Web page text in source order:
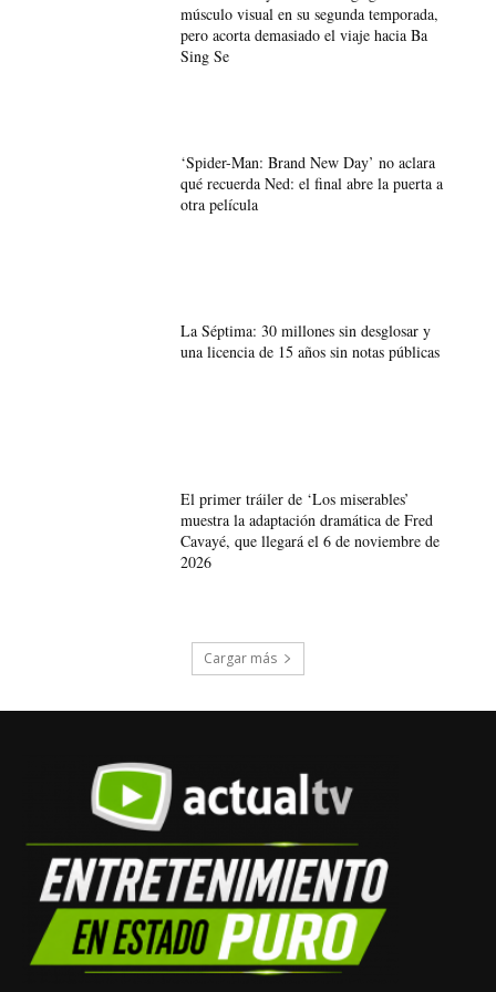
músculo visual en su segunda temporada,
pero acorta demasiado el viaje hacia Ba
Sing Se
‘Spider-Man: Brand New Day’ no aclara
qué recuerda Ned: el final abre la puerta a
otra película
La Séptima: 30 millones sin desglosar y
una licencia de 15 años sin notas públicas
El primer tráiler de ‘Los miserables’
muestra la adaptación dramática de Fred
Cavayé, que llegará el 6 de noviembre de
2026
Cargar más